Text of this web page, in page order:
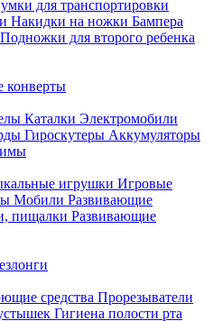
для транспортировки
Накидки на ножки Бампера
Подножки для второго ребенка
конверты
Каталки Электромобили
Гироскутеры Аккумуляторы
игрушки Игровые
Мобили Развивающие
пищалки Развивающие
средства Прорезыватели
Гигиена полости рта